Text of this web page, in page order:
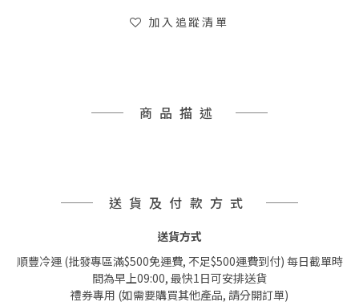
加入追蹤清單
商品描述
送貨及付款方式
送貨方式
順豐冷運 (批發專區滿$500免運費, 不足$500運費到付) 每日截單時
間為早上09:00, 最快1日可安排送貨
禮券專用 (如需要購買其他產品, 請分開訂單)